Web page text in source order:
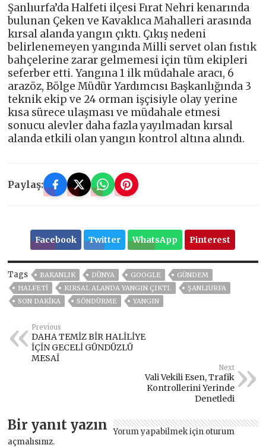
Şanlıurfa’da Halfeti ilçesi Fırat Nehri kenarında
bulunan Çeken ve Kavaklıca Mahalleri arasında
kırsal alanda yangın çıktı. Çıkış nedeni
belirlenemeyen yangında Milli servet olan fıstık
bahçelerine zarar gelmemesi için tüm ekipleri
seferber etti. Yangına 1 ilk müdahale aracı, 6
arazöz, Bölge Müdür Yardımcısı Başkanlığında 3
teknik ekip ve 24 orman işçisiyle olay yerine
kısa sürece ulaşması ve müdahale etmesi
sonucu alevler daha fazla yayılmadan kırsal
alanda etkili olan yangın kontrol altına alındı.
Paylaş:
Facebook Twitter WhatsApp Pinterest
Tags BAKANLIK DÜNYA GOOGLE
GÜNDEM
HALFETİ
KIRSAL ALANDA YANGIN ÇIKTI.
ŞANLIURFA
SON DAKIKA
SÖNDÜRME YANGIN
Previous
DAHA TEMİZ BİR HALİLİYE
İÇİN GECELİ GÜNDÜZLÜ
MESAİ
Next
Vali Vekili Esen, Trafik
Kontrollerini Yerinde
Denetledi
Bir yanıt yazın Yorum yapabilmek için oturum
açmalısınız.